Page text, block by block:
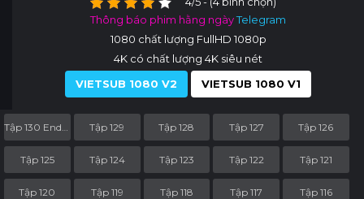
Thông báo phim hằng ngàyTelegram
1080 chất lượng FullHD 1080p
4K có chất lượng 4K siêu nét
VIETSUB 1080 V2
VIETSUB 1080 V1
Tập 129 Tập 128 Tập 127 Tập 126
Tập 125 Tập 124 Tập 123 Tập 122 Tập 121
Tập 120 Tập 119 Tập 118 Tập 117 Tập 116